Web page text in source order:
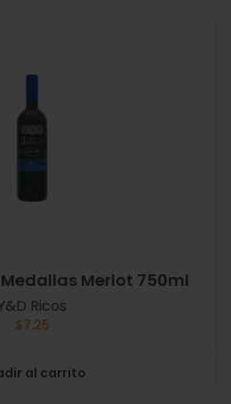
Merlot 750ml
Ricos
$7.25
al carrito